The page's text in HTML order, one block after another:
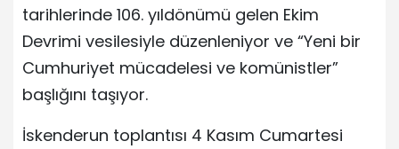
tarihlerinde 106. yıldönümü gelen Ekim
Devrimi vesilesiyle düzenleniyor ve “Yeni bir
Cumhuriyet mücadelesi ve komünistler”
başlığını taşıyor.
İskenderun toplantısı 4 Kasım Cumartesi